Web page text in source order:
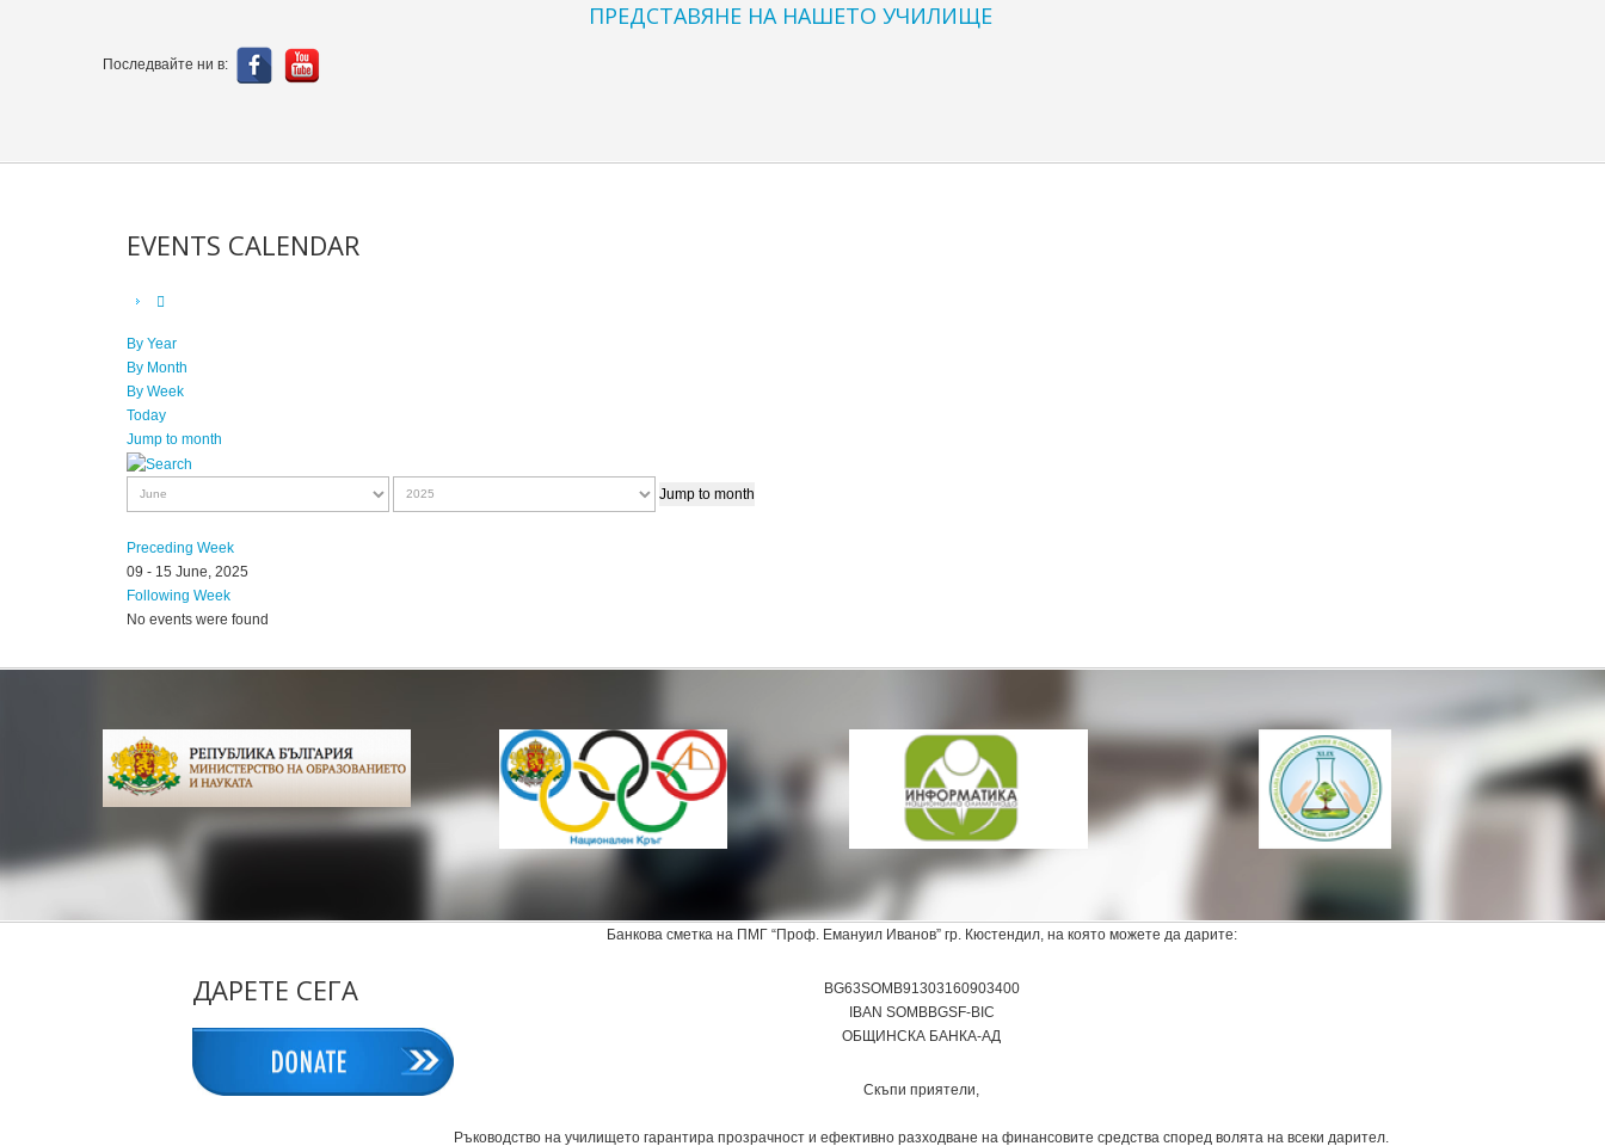
ПРЕДСТАВЯНЕ НА НАШЕТО УЧИЛИЩЕ
Последвайте ни в:
EVENTS CALENDAR
By Year
By Month
By Week
Today
Jump to month
Jump to month
Preceding Week
09 - 15 June, 2025
Following Week
No events were found
ДАРЕТЕ СЕГА
Банкова сметка на ПМГ “Проф. Емануил Иванов” гр. Кюстендил, на която можете да дарите:
BG63SOMB91303160903400
IВAN SOMBBGSF-BIC
ОБЩИНСКА БАНКА-АД
Скъпи приятели,
Ръководство на училището гарантира прозрачност и ефективно разходване на финансовите средства според волята на всеки дарител.